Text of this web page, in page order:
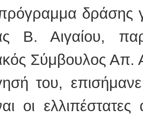
δράσης
Β. Αιγαίου,
Σύμβουλος Απ.
του,
οι